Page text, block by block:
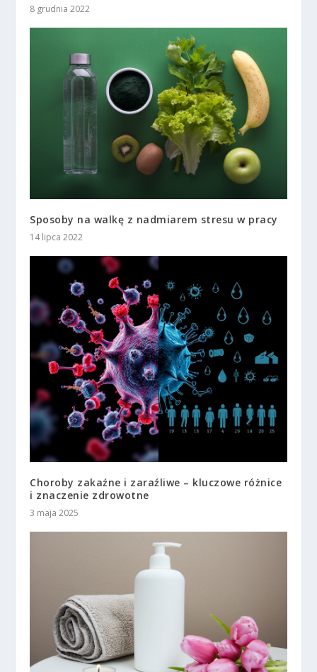
8 grudnia 2022
Sposoby na walkę z nadmiarem stresu w pracy
14 lipca 2022
Choroby zakaźne i zaraźliwe – kluczowe różnice
i znaczenie zdrowotne
3 maja 2025